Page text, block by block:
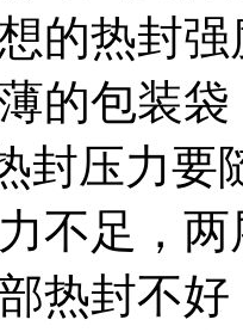
的热封
的包装
封压力
不足，
热封不